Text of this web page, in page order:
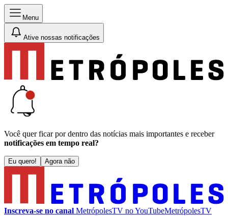
Menu
Ative nossas notificações
Você quer ficar por dentro das notícias mais importantes e receber
notificações em tempo real?
Eu quero! Agora não
Inscreva-se no canal MetrópolesTV noYouTubeMetrópolesTV